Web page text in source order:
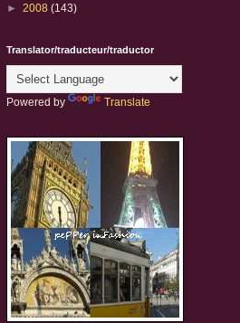
► 2008 (143)
Translator/traducteur/traductor
Powered by Translate